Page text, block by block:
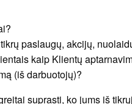
paslaugų, akcijų,
kaip Klientų
(iš darbuotojų)?
suprasti, ko jums iš